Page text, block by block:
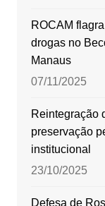
ROCAM
drogas no
Manaus
07/11/2025
Reintegração
preservação
institucional
23/10/2025
Defesa de